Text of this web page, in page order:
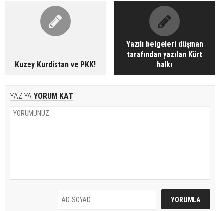
Kuzey Kurdistan ve PKK!
Yazılı belgeleri düşman
tarafından yazılan Kürt
halkı
YAZIYA YORUM KAT